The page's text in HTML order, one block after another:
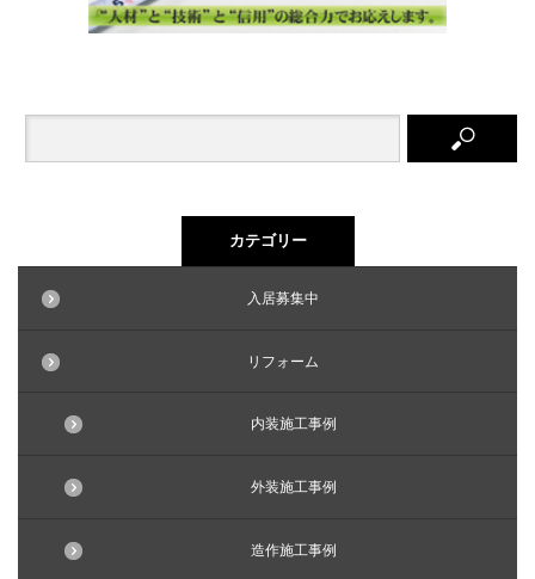
カテゴリー
入居募集中
リフォーム
内装施工事例
外装施工事例
造作施工事例